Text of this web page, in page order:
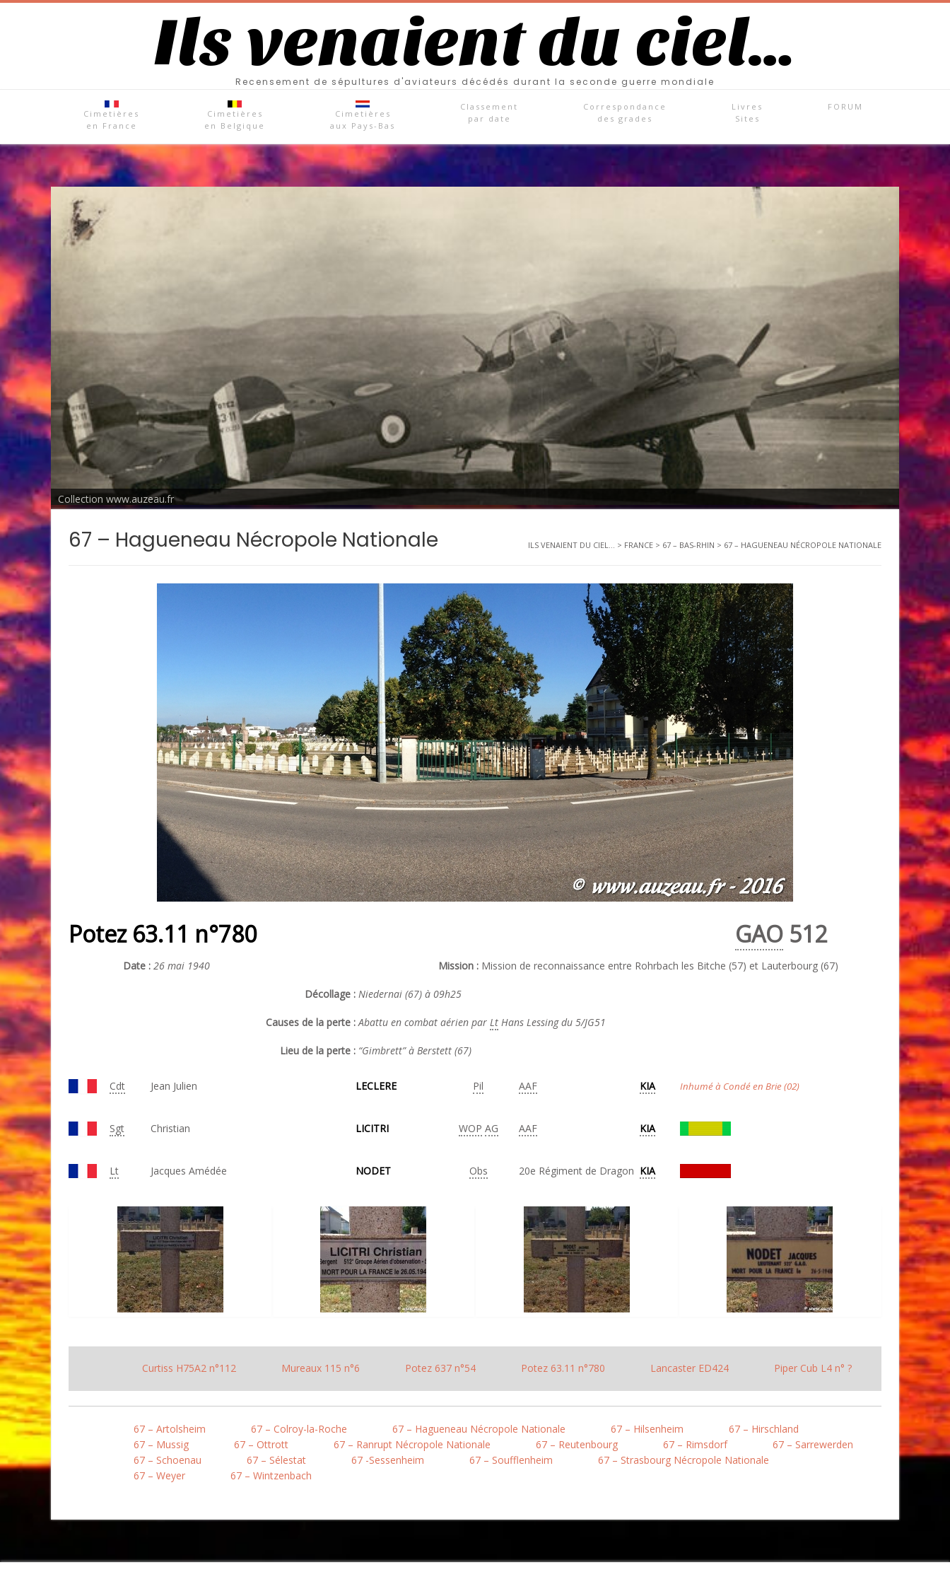
Ils venaient du ciel…
Recensement de sépultures d'aviateurs décédés durant la seconde guerre mondiale
Cimetières
en France
Cimetières
en Belgique
Cimetières
aux Pays-Bas
Classement
par date
Correspondance
des grades
Livres
Sites
FORUM
Collection www.auzeau.fr
67 – Hagueneau Nécropole Nationale ILS VENAIENT DU CIEL... > FRANCE > 67 – BAS-RHIN > 67 – HAGUENEAU NÉCROPOLE NATIONALE
Potez 63.11 n°780 GAO512
Date : 26 mai 1940 Mission : Mission de reconnaissance entre Rohrbach les Bitche (57) et Lauterbourg (67)
Décollage : Niedernai (67) à 09h25
Causes de la perte :Abattu en combat aérien par Lt Hans Lessing du 5/JG51
Lieu de la perte : “Gimbrett” à Berstett (67)
Cdt Jean Julien LECLERE Pil AAF KIA Inhumé à Condé en Brie (02)
Sgt Christian LICITRI WOP AG AAF KIA
Lt Jacques Amédée NODET Obs 20e Régiment de Dragon KIA
Curtiss H75A2 n°112 Mureaux 115 n°6 Potez 637 n°54 Potez 63.11 n°780 Lancaster ED424 Piper Cub L4 n° ?
67 – Artolsheim 67 – Colroy-la-Roche 67 – Hagueneau Nécropole Nationale 67 – Hilsenheim
67 – Hirschland
67 – Mussig
67 – Ottrott 67 – Ranrupt Nécropole Nationale 67 – Reutenbourg 67 – Rimsdorf
67 – Sarrewerden
67 – Schoenau
67 – Sélestat 67 -Sessenheim 67 – Soufflenheim
67 – Strasbourg Nécropole Nationale
67 – Weyer
67 – Wintzenbach